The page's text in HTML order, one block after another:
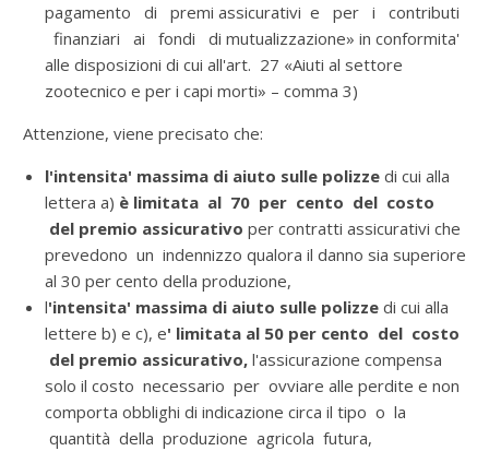
pagamento di premi assicurativi e per i contributi
finanziari ai fondi di mutualizzazione» in conformita'
alle disposizioni di cui all'art. 27 «Aiuti al settore
zootecnico e per i capi morti» – comma 3)
Attenzione, viene precisato che:
l'intensita' massima di aiuto sulle polizze di cui alla
lettera a) è limitata al 70 per cento del costo
del premio assicurativo per contratti assicurativi che
prevedono un indennizzo qualora il danno sia superiore
al 30 per cento della produzione,
l'intensita' massima di aiuto sulle polizze di cui alla
lettere b) e c), e' limitata al 50 per cento del costo
del premio assicurativo, l'assicurazione compensa
solo il costo necessario per ovviare alle perdite e non
comporta obblighi di indicazione circa il tipo o la
quantità della produzione agricola futura,